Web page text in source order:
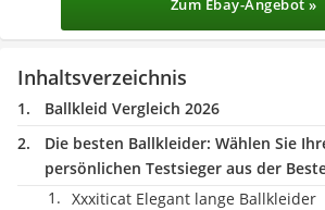
Zum Ebay-Angebot »
Inhaltsverzeichnis
Ballkleid Vergleich 2026
Die besten Ballkleider: Wählen Sie
persönlichen Testsieger aus der
Xxxiticat Elegant lange Ballkleider